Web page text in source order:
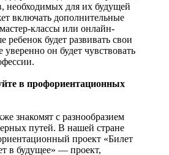
необходимых для их будущей
включать дополнительные
классы или онлайн-
будет развивать свои
он будет чувствовать
в профориентационных
знакомят с разнообразием
путей. В нашей стране
проект «Билет
в будущее» — проект,